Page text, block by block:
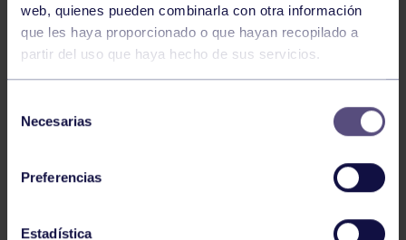
web, quienes pueden combinarla con otra información
que les haya proporcionado o que hayan recopilado a
partir del uso que haya hecho de sus servicios.
Necesarias
Preferencias
Estadística
Hockey 28 Jul 2026
ÓSCAR PALOMERO, RUMBO AL
MUNDIAL